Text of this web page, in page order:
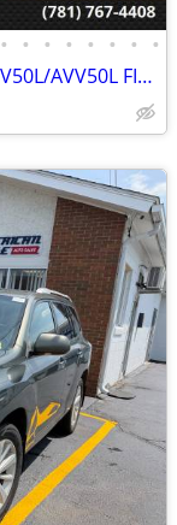
• • • • • • • •
2014 Toyota Camry Hybrid ASV50L/GSV50L/AVV50L FINANCING AVAILABLE!!